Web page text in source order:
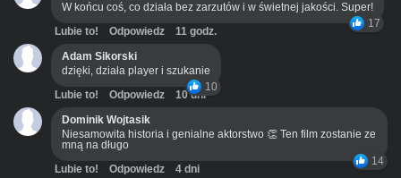
W końcu coś, co działa bez zarzutów i w świetnej jakości. Super!
17
Lubie to! Odpowiedz
11 godz.
Adam Sikorski
dzięki, działa player i szukanie
10
Lubie to! Odpowiedz
10 dni
Dominik Wojtasik
Niesamowita historia i genialne aktorstwo 👏 Ten film zostanie ze
mną na długo
14
Lubie to! Odpowiedz
4 dni